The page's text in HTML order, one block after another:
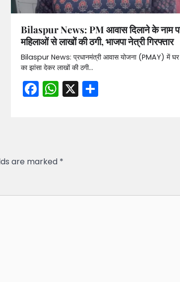
Bilaspur News: PM आवास दिलाने के नाम
महिलाओं से लाखों की ठगी, भाजपा नेत्री गिरफ्तार
Bilaspur News: प्रधानमंत्री आवास योजना (PMAY) में घर
का झांसा देकर लाखों की ठगी…
Facebook
WhatsApp
X Share
are marked *